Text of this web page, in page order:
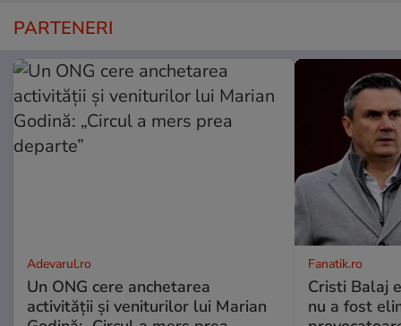
PARTENERI
Adevarul.ro
Un ONG cere anchetarea
activității și veniturilor lui Marian
Fanatik.ro
Cristi Balaj
nu a fost